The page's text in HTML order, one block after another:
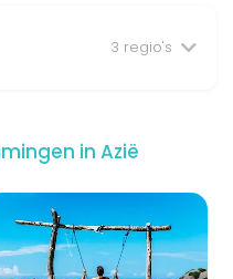
3 regio's
in Azië